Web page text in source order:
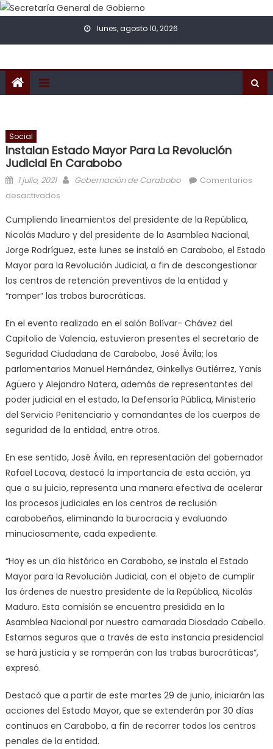
Skip to content
lunes, agosto 10, 2026
Social
Instalan Estado Mayor Para La Revolución
Judicial En Carabobo
Posted on
1 julio, 2021 Author
Gobernación de Carabobo
Comentarios
desactivados
Cumpliendo lineamientos del presidente de la República,
Nicolás Maduro y del presidente de la Asamblea Nacional,
Jorge Rodríguez, este lunes se instaló en Carabobo, el Estado
Mayor para la Revolución Judicial, a fin de descongestionar
los centros de retención preventivos de la entidad y
“romper” las trabas burocráticas.
En el evento realizado en el salón Bolívar- Chávez del
Capitolio de Valencia, estuvieron presentes el secretario de
Seguridad Ciudadana de Carabobo, José Ávila; los
parlamentarios Manuel Hernández, Ginkellys Gutiérrez, Yanis
Agüero y Alejandro Natera, además de representantes del
poder judicial en el estado, la Defensoría Pública, Ministerio
del Servicio Penitenciario y comandantes de los cuerpos de
seguridad de la entidad, entre otros.
En ese sentido, José Ávila, en representación del gobernador
Rafael Lacava, destacó la importancia de esta acción, ya
que a su juicio, representa una manera efectiva de acelerar
los procesos judiciales en los centros de reclusión
carabobeños, eliminando la burocracia y evaluando
minuciosamente, cada expediente.
“Hoy es un día histórico en Carabobo, se instala el Estado
Mayor para la Revolución Judicial, con el objeto de cumplir
las órdenes de nuestro presidente de la República, Nicolás
Maduro. Esta comisión se encuentra presidida en la
Asamblea Nacional por nuestro camarada Diosdado Cabello.
Estamos seguros que a través de esta instancia presidencial
se hará justicia y se romperán con las trabas burocráticas”,
expresó.
Destacó que a partir de este martes 29 de junio, iniciarán las
acciones del Estado Mayor, que se extenderán por 30 días
continuos en Carabobo, a fin de recorrer todos los centros
penales de la entidad.